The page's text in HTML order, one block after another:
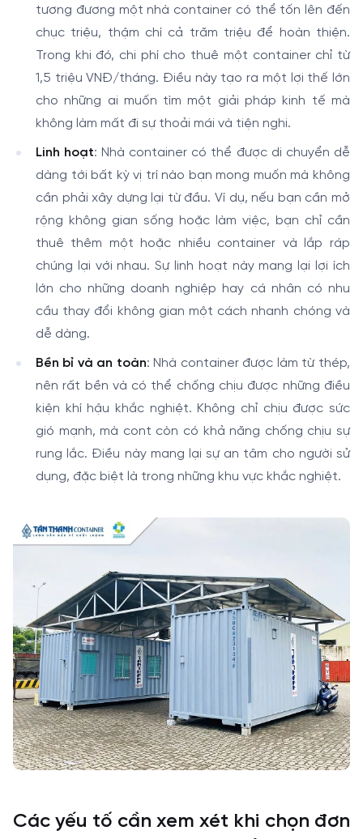
tương đương một nhà container có thể tốn lên đến
chục triệu, thậm chí cả trăm triệu để hoàn thiện.
Trong khi đó, chi phí cho thuê một container chỉ từ
1,5 triệu VNĐ/tháng. Điều này tạo ra một lợi thế lớn
cho những ai muốn tìm một giải pháp kinh tế mà
không làm mất đi sự thoải mái và tiện nghi.
Linh hoạt: Nhà container có thể được di chuyển dễ
dàng tới bất kỳ vị trí nào bạn mong muốn mà không
cần phải xây dựng lại từ đầu. Ví dụ, nếu bạn cần mở
rộng không gian sống hoặc làm việc, bạn chỉ cần
thuê thêm một hoặc nhiều container và lắp ráp
chúng lại với nhau. Sự linh hoạt này mang lại lợi ích
lớn cho những doanh nghiệp hay cá nhân có nhu
cầu thay đổi không gian một cách nhanh chóng và
dễ dàng.
Bền bỉ và an toàn: Nhà container được làm từ thép,
nên rất bền và có thể chống chịu được những điều
kiện khí hậu khắc nghiệt. Không chỉ chịu được sức
gió mạnh, mà cont còn có khả năng chống chịu sự
rung lắc. Điều này mang lại sự an tâm cho người sử
dụng, đặc biệt là trong những khu vực khắc nghiệt.
Các yếu tố cần xem xét khi chọn đơn